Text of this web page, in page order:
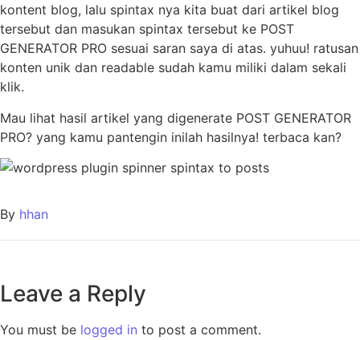
kontent blog, lalu spintax nya kita buat dari artikel blog
tersebut dan masukan spintax tersebut ke POST
GENERATOR PRO sesuai saran saya di atas. yuhuu! ratusan
konten unik dan readable sudah kamu miliki dalam sekali
klik.
Mau lihat hasil artikel yang digenerate POST GENERATOR
PRO? yang kamu pantengin inilah hasilnya! terbaca kan?
By hhan
Leave a Reply
You must be logged in to post a comment.